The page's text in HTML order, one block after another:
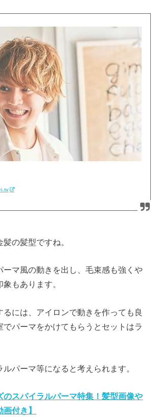
の髪型ですね。
ーマ風の動きを出し、毛束感も強くや
もあります。
るには、アイロンで動きを作っても良
でパーマをかけてもらうとセットはラ
パーマ等になると考えられます。
のスパイラルパーマ特集！髪型画像や
付き】